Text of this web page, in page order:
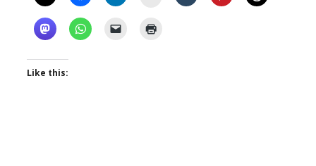
Like this: